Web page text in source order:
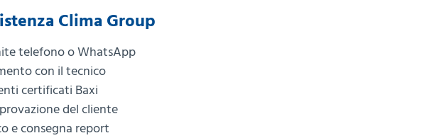
Clima Group
telefono o WhatsApp
con il tecnico
certificati Baxi
del cliente
e consegna report